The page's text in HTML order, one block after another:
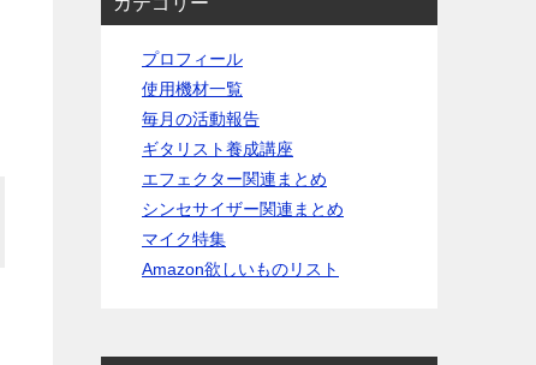
プロフィール
使用機材一覧
毎月の活動報告
ギタリスト養成講座
エフェクター関連まとめ
シンセサイザー関連まとめ
マイク特集
Amazon欲しいものリスト